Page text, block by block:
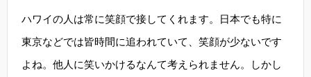
ハワイの人は常に笑顔で接してくれます。日本でも特に
東京などでは皆時間に追われていて、笑顔が少ないです
よね。他人に笑いかけるなんて考えられません。しかし